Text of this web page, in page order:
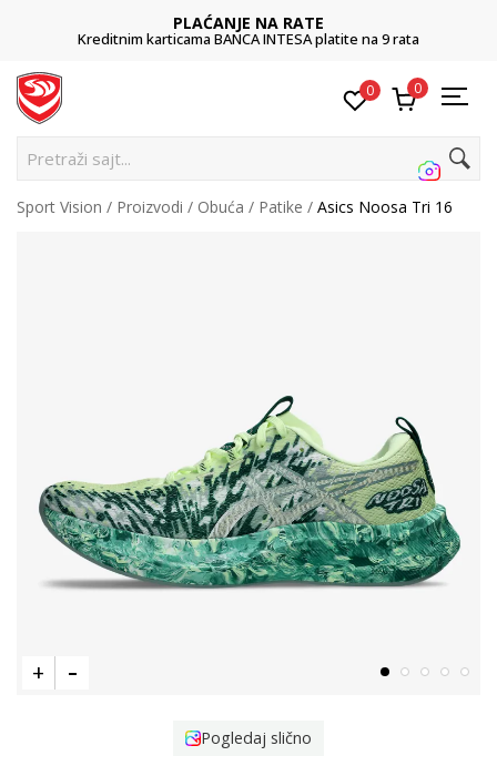
PLAĆANJE NA RATE
Kreditnim karticama BANCA INTESA platite na 9 rata
0 0
Pretraži sajt...
Sport Vision Proizvodi Obuća Patike Asics Noosa Tri 16
Pogledaj slično